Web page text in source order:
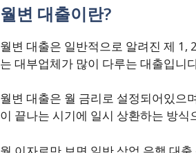
월변 대출이란?
월변 대출은 일반적으로 알려진 제 1,
는 대부업체가 많이 다루는 대출입니
월변 대출은 월 금리로 설정되어있으
이 끝나는 시기에 일시 상환하는 방식